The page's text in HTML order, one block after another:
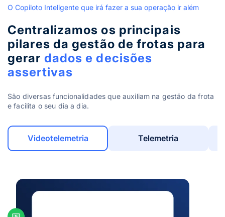
O Copiloto Inteligente que irá fazer a sua operação ir além
Centralizamos os principais
pilares da gestão de frotas para
gerar dados e decisões
assertivas
São diversas funcionalidades que auxiliam na gestão da frota
e facilita o seu dia a dia.
Videotelemetria Telemetria